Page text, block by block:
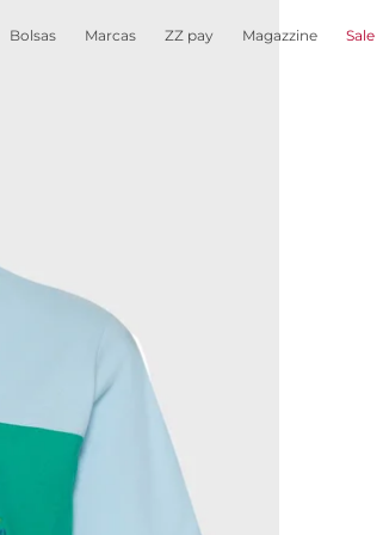
Bolsas Marcas ZZ pay Magazzine Sale